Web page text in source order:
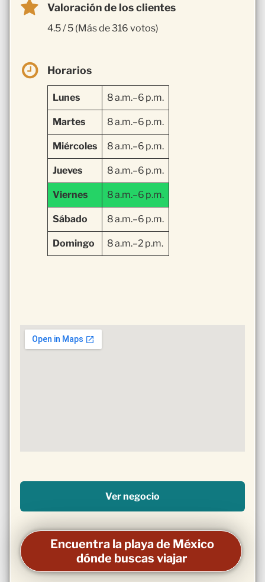
Valoración de los clientes
4.5 / 5 (Más de 316 votos)
Horarios
Lunes 8 a.m.–6 p.m.
Martes 8 a.m.–6 p.m.
Miércoles 8 a.m.–6 p.m.
Jueves 8 a.m.–6 p.m.
Viernes 8 a.m.–6 p.m.
Sábado 8 a.m.–6 p.m.
Domingo 8 a.m.–2 p.m.
Ver negocio
Encuentra la playa de México
dónde buscas viajar